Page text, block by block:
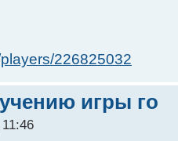
226825032
игры го